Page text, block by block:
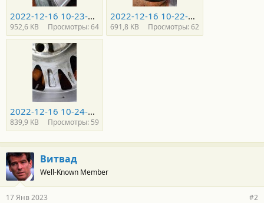
2022-12-16 10-23-20.JPG
952,6 KB Просмотры: 64
2022-12-16 10-22-27.JPG
691,8 KB Просмотры: 62
2022-12-16 10-24-47.JPG
839,9 KB Просмотры: 59
Витвад
Well-Known Member
17 Янв 2023 #2